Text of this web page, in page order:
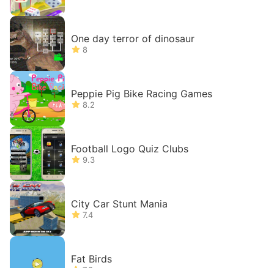
One day terror of dinosaur
8
Peppie Pig Bike Racing Games
8.2
Football Logo Quiz Clubs
9.3
City Car Stunt Mania
7.4
Fat Birds